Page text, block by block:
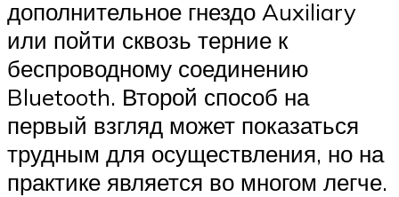
дополнительное гнездо Auxiliary
или пойти сквозь терние к
беспроводному соединению
Bluetooth. Второй способ на
первый взгляд может показаться
трудным для осуществления, но на
практике является во многом легче.